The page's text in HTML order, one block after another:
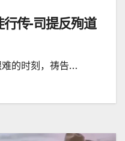
传-司提反殉道
的时刻，祷告…